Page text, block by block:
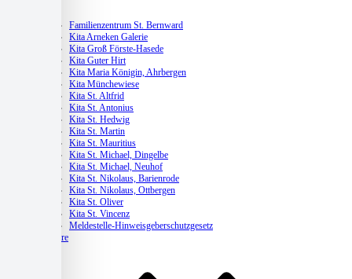
Familienzentrum St. Bernward
Kita Arneken Galerie
Kita Groß Förste-Hasede
Kita Guter Hirt
Kita Maria Königin, Ahrbergen
Kita Münchewiese
Kita St. Altfrid
Kita St. Antonius
Kita St. Hedwig
Kita St. Martin
Kita St. Mauritius
Kita St. Michael, Dingelbe
Kita St. Michael, Neuhof
Kita St. Nikolaus, Barienrode
Kita St. Nikolaus, Ottbergen
Kita St. Oliver
Kita St. Vincenz
Meldestelle-Hinweisgeberschutzgesetz
Karriere